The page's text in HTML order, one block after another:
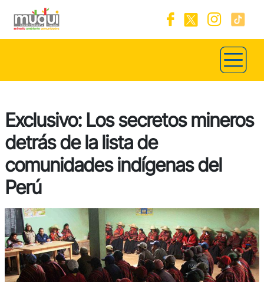
Exclusivo: Los secretos mineros
detrás de la lista de
comunidades indígenas del
Perú